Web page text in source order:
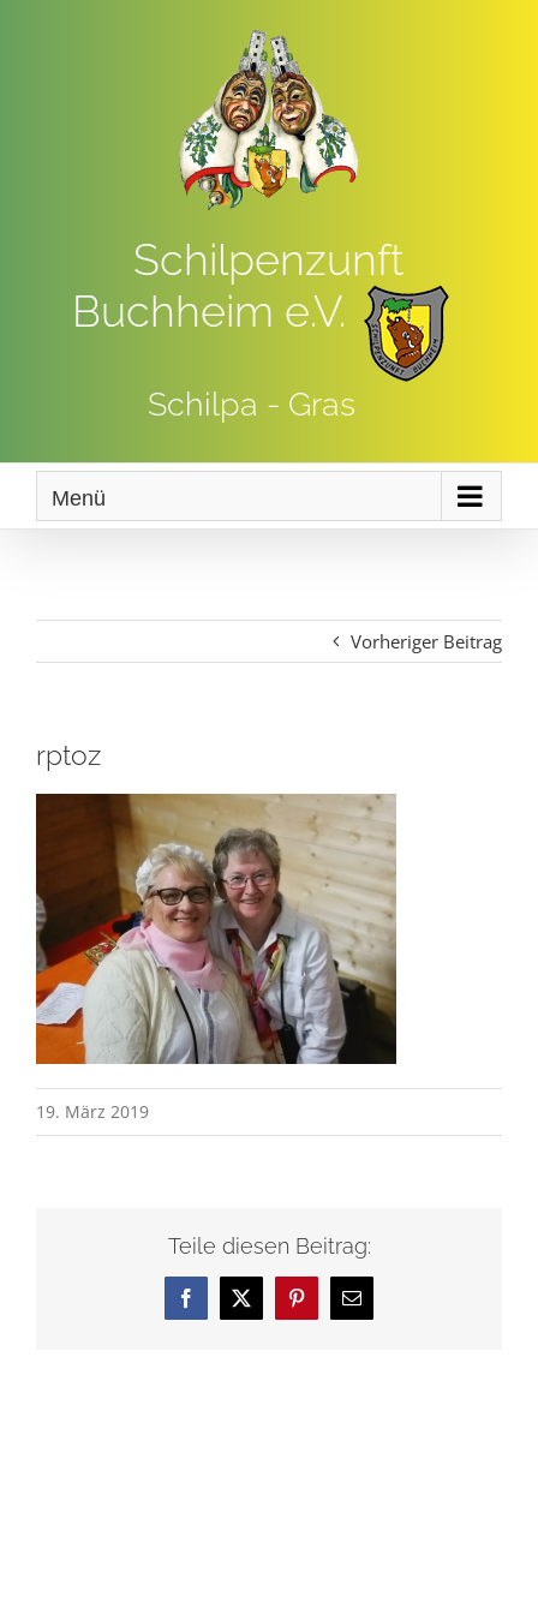
Schilpenzunft
Buchheim e.V.
Schilpa - Gras
Menü
Vorheriger Beitrag
rptoz
19. März 2019
Teile diesen Beitrag:
Facebook
X Pinterest
E-
Mail